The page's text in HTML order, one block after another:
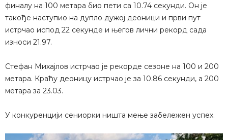
финалу на 100 метара био пети са 10.74 секунди. Он је
такође наступио на дупло дужој деоници и први пут
истрчао испод 22 секунде и његов лични рекорд сада
износи 21.97.
Стефан Михајлов истрчао је рекорде сезоне на 100 и 200
метара. Краћу деоницу истрчао је за 10.86 секунди, а 200
метара за 23.03.
У конкуренцији сениорки ништа мење забележен успех.